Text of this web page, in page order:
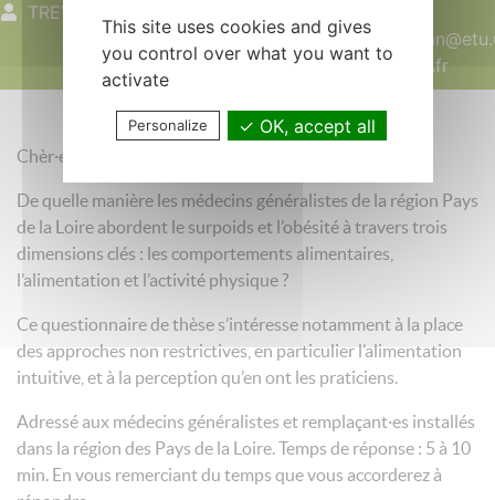
TREVISAN Lucie
nantes.fr
Chèr·e collègue,
De quelle manière les médecins généralistes de la région Pays
de la Loire abordent le surpoids et l’obésité à travers trois
dimensions clés : les comportements alimentaires,
l’alimentation et l’activité physique ?
Ce questionnaire de thèse s’intéresse notamment à la place
des approches non restrictives, en particulier l’alimentation
intuitive, et à la perception qu’en ont les praticiens.
Adressé aux médecins généralistes et remplaçant·es installés
dans la région des Pays de la Loire. Temps de réponse : 5 à 10
min. En vous remerciant du temps que vous accorderez à
This site uses cookies and gives
you control over what you want to
activate
Personalize OK, accept all